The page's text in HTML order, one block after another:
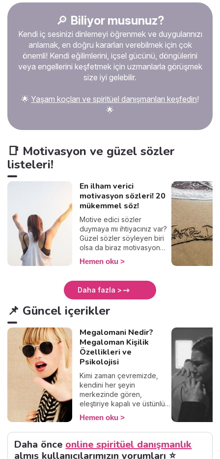
esirgemiyor paylarını
veriyor, ve hayat onlar için
de zorlaşıyor. Beni bir
prenses gibi mi büyüttüler?
Gereksinimlerimin gözden
geçirilmesi gerekir mi? Bu
kronik tatminsizlik nereden
geliyor? İşte açıklaması.
🔎 Biliyor musunuz?
Kendi iç sesinizi dinlemeyi öğrenmek ve duygularınızı
anlamak, en doğru kararları verebilmek için çok
önemli! Kendi eğilimlerini, içsel gücünü, döngülerini
veya engellerini keşfetmek için uzmanlarla görüşmek
size iyi gelebilir.
🌟 Yaşam koçları ve spiritüel danışmanları keşfedin!
🌟
📑 Motivasyon ve güzel sözler
listeleri!
En ilham verici
motivasyon sözleri! 20
mükemmel söz!
Motive edici sözler
duymaya mı ihtiyacınız var?
Güzel sözler söyleyen biri
olsa da biraz motivasyon
olsa mı diyorsunuz? O
zaman doğru yerdesiniz.
etkili oluyor. Kişi kendini
çıkmazda hissettiğinde
oluyor. Hiçbir şey, hiçbir
değil. Tek önemli olan şeyi
yap ve ne olursa olsun,
hayattaki zorlukların seni
vazgeçirmesine izin verme.
yeniden güç bul. 💪 İşte
arada bir açıp bakmalık 20
maddelik motivasyon sözleri
listesi!
Hemen oku
Daha fazla >
📌 Güncel içerikler
Megalomani Nedir?
Megaloman Kişilik
Özellikleri ve
Psikolojisi
Kimi zaman çevremizde,
kendini her şeyin
merkezinde gören,
eleştiriye kapalı ve üstünlük
hissiyle hareket eden
insanlarla karşılaşırız. Bu
davranışlar sadece bir kişilik
özelliği mi, yoksa altında
yatan daha derin psikolojik
Hemen oku
Daha önce online spiritüel danışmanlık
almış kullanıcılarımızın yorumları ⭐